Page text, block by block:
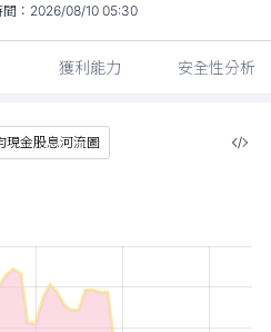
： 2026/08/10 05:30
獲利能力 安全性分析
現金股息河流圖